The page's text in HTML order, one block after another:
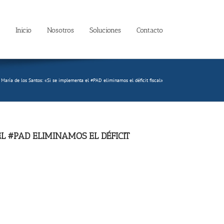
Inicio Nosotros Soluciones Contacto
María de los Santos: «Si se implementa el #PAD eliminamos el déficit fiscal»
#PAD ELIMINAMOS EL DÉFICIT